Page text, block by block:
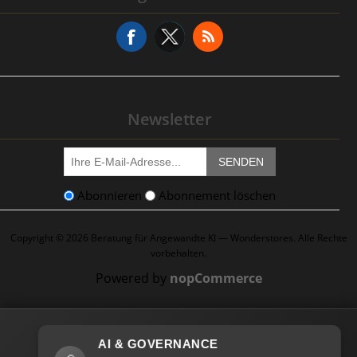
Serviceanfrage
Newsletter
SENDEN
Abonnieren Abonnement löschen
Copyright © 2026 Beratung für Angewandte KI — Wonderstores. Alle Rechte
vorbehalten.
Powered by nopCommerce
AI & GOVERNANCE